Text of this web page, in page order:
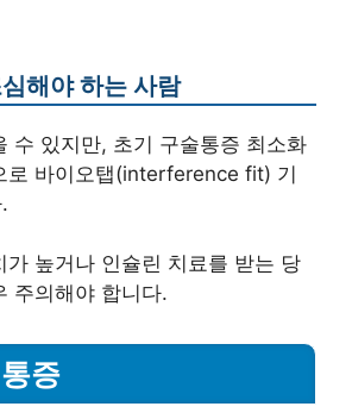
해야 하는 사람
수 있지만, 초기 구술통증 최소화
로 바이오탭(interference fit) 기
가 높거나 인슐린 치료를 받는 당
주의해야 합니다.
증